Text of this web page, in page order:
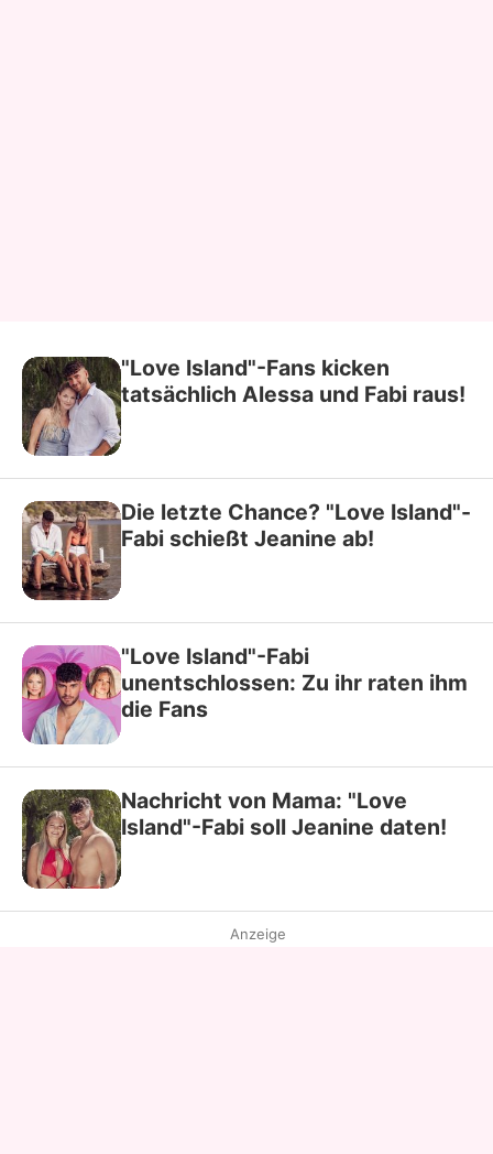
"Love Island"-Fans kicken
tatsächlich Alessa und Fabi raus!
Die letzte Chance? "Love Island"-
Fabi schießt Jeanine ab!
"Love Island"-Fabi
unentschlossen: Zu ihr raten ihm
die Fans
Nachricht von Mama: "Love
Island"-Fabi soll Jeanine daten!
Anzeige